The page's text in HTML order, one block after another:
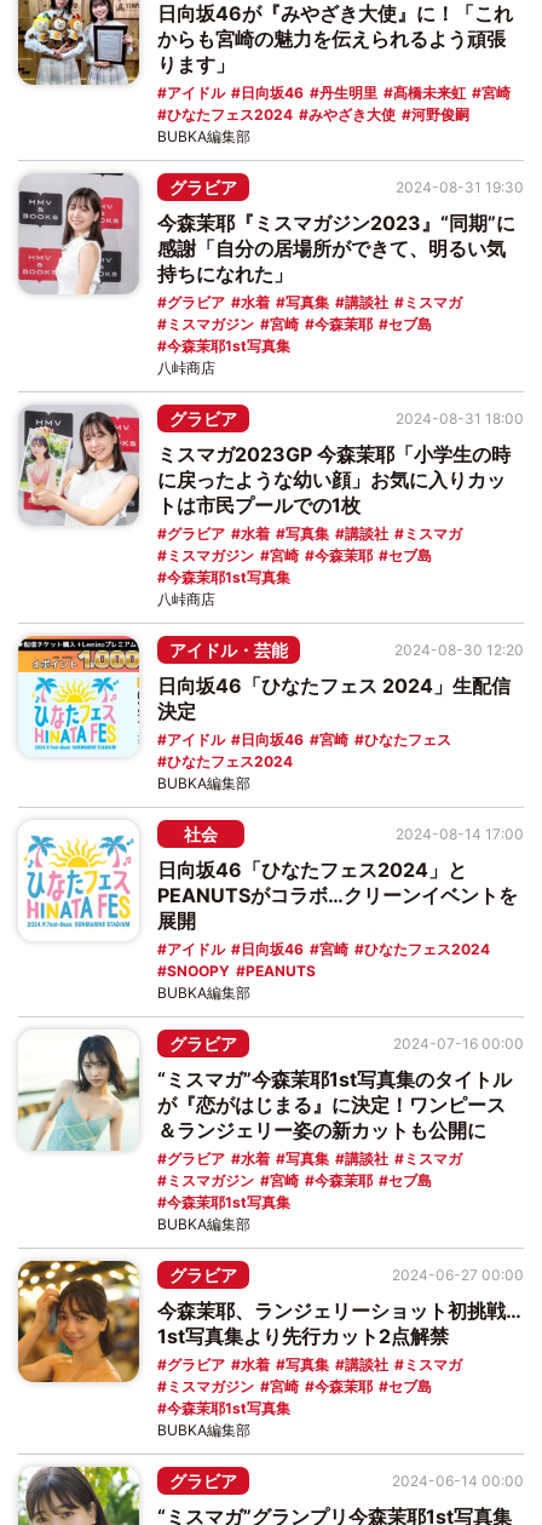
日向坂46が『みやざき大使』に！「これ
からも宮崎の魅力を伝えられるよう頑張
ります」
アイドル 日向坂46 丹生明里 髙橋未来虹
宮崎
ひなたフェス2024
みやざき大使 河野俊嗣
BUBKA編集部
グラビア
今森茉耶『ミスマガジン2023』“同期”に
感謝「自分の居場所ができて、明るい気
持ちになれた」
グラビア 水着 写真集 講談社
ミスマガ
ミスマガジン
宮崎 今森茉耶
セブ島
今森茉耶1st写真集
2024-08-31 19:30
八峠商店
グラビア
ミスマガ2023GP 今森茉耶「小学生の時
に戻ったような幼い顔」お気に入りカッ
トは市民プールでの1枚
グラビア 水着 写真集 講談社
ミスマガ
ミスマガジン
宮崎 今森茉耶
セブ島
今森茉耶1st写真集
2024-08-31 18:00
八峠商店
アイドル・芸能
日向坂46「ひなたフェス 2024」生配信
決定
アイドル 日向坂46 宮崎
ひなたフェス
ひなたフェス2024
2024-08-30 12:20
BUBKA編集部
社会
日向坂46「ひなたフェス2024」と
PEANUTSがコラボ…クリーンイベントを
展開
アイドル 日向坂46 宮崎
ひなたフェス2024
SNOOPY
PEANUTS
2024-08-14 17:00
BUBKA編集部
グラビア
“ミスマガ”今森茉耶1st写真集のタイトル
が『恋がはじまる』に決定！ワンピース
＆ランジェリー姿の新カットも公開に
グラビア 水着 写真集 講談社
ミスマガ
ミスマガジン
宮崎 今森茉耶
セブ島
今森茉耶1st写真集
2024-07-16 00:00
BUBKA編集部
グラビア
今森茉耶、ランジェリーショット初挑戦…
1st写真集より先行カット2点解禁
グラビア 水着 写真集 講談社
ミスマガ
ミスマガジン
宮崎 今森茉耶
セブ島
今森茉耶1st写真集
2024-06-27 00:00
BUBKA編集部
グラビア
“ミスマガ”グランプリ今森茉耶1st写真集
2024-06-14 00:00